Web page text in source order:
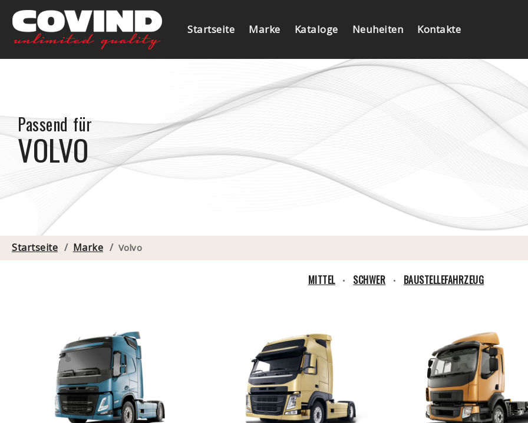
Startseite Marke Kataloge Neuheiten Kontakte
Passend für
VOLVO
Startseite / Marke / Volvo
MITTEL • SCHWER • BAUSTELLEFAHRZEUG